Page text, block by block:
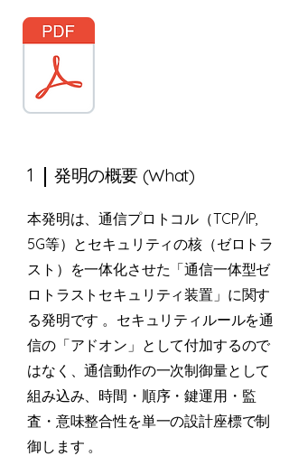
1 発明の概要 (What)
本発明は、通信プロトコル（TCP/IP,
5G等）とセキュリティの核（ゼロトラ
スト）を一体化させた「通信一体型ゼ
ロトラストセキュリティ装置」に関す
る発明です 。セキュリティルールを通
信の「アドオン」として付加するので
はなく、通信動作の一次制御量として
組み込み、時間・順序・鍵運用・監
査・意味整合性を単一の設計座標で制
御します 。